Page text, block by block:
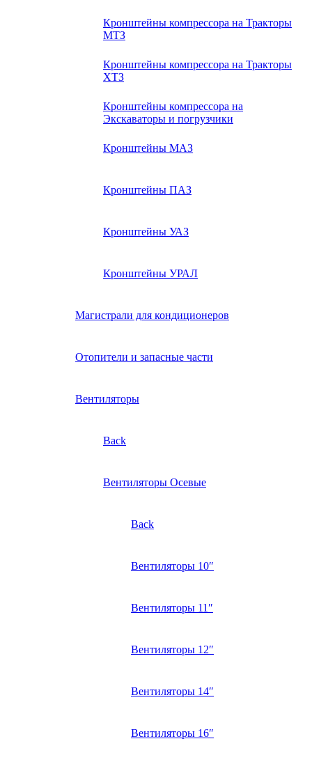
Кронштейны компрессора на Тракторы
МТЗ
Кронштейны компрессора на Тракторы
ХТЗ
Кронштейны компрессора на
Экскаваторы и погрузчики
Кронштейны МАЗ
Кронштейны ПАЗ
Кронштейны УАЗ
Кронштейны УРАЛ
Магистрали для кондиционеров
Отопители и запасные части
Вентиляторы
Back
Вентиляторы Осевые
Back
Вентиляторы 10″
Вентиляторы 11″
Вентиляторы 12″
Вентиляторы 14″
Вентиляторы 16″